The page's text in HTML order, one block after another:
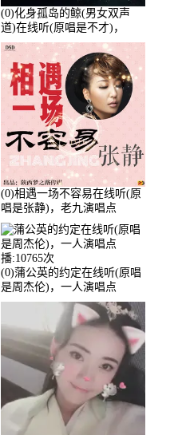
(0)化身孤岛的鲸(男女双声
道)在线听(原唱是不才)，
HGBai演唱点播:19428次
(0)相遇一场不容易在线听(原
唱是张静)，老九演唱点
播:11453次
(0)蒲公英的约定在线听(原唱
是周杰伦)，一人演唱点
播:10765次